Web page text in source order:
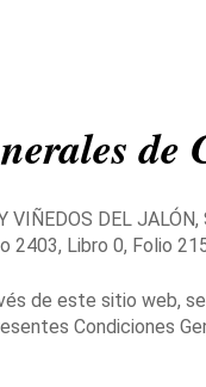
de
DEL
Libro 0, Folio
de este sitio web,
Condiciones